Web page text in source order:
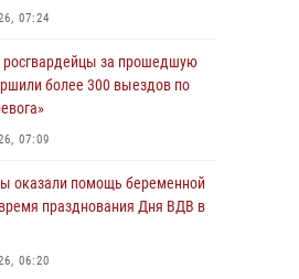
07:24
росгвардейцы за прошедшую
более 300 выездов по
07:09
оказали помощь беременной
празднования Дня ВДВ в
06:20